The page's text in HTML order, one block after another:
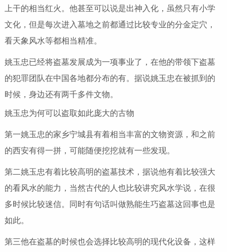
上干的相当红火。他甚至可以说是出神入化，虽然只有小学
文化，但是每次进入墓地之前都通过比较专业的分金定穴，
看天象风水等都相当精准。
姚玉忠已经将盗墓发展成为一项事业了，在他的带领下盗墓
的犯罪团队在中国各地都分布的有。据说姚玉忠在被抓到的
时候，身边还有两千多件文物。
姚玉忠为何可以盗取如此庞大的古物
第一姚玉忠的家乡宁城县有着相当丰富的文物资源，和之前
的西安有得一拼，可能随便挖挖就有一些发现。
第二姚玉忠有着比较高明的盗墓技术，据说他有着比较强大
的看风水的能力，当然古代的人也比较讲究风水学说，在很
多时候比较迷信。同时有句话叫做熟能生巧盗墓这回事也是
如此。
第三他在盗墓的时候也会选择比较高明的现代化设备，这样